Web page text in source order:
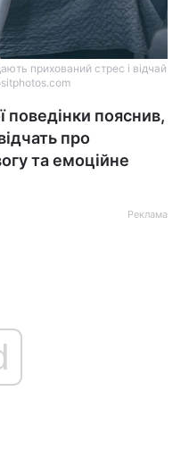
прихований стрес і відчай
поведінки пояснив,
про
та емоційне
Реклама